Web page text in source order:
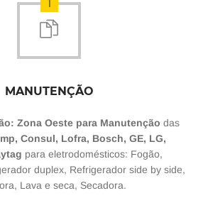
1
MANUTENÇÃO
Zona Oeste para Manutenção das
Consul, Lofra, Bosch, GE, LG,
para eletrodomésticos: Fogão,
duplex, Refrigerador side by side,
Lava e seca, Secadora.